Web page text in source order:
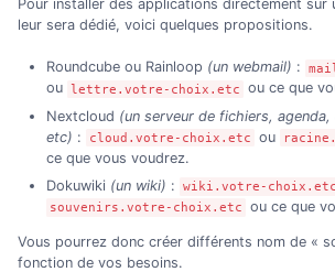
Pour installer des applications directement sur
leur sera dédié, voici quelques propositions.
Roundcube ou Rainloop (un webmail) :
ou lettre.votre-choix.etc
ou ce que
Nextcloud (un serveur de fichiers,
etc) : cloud.votre-choix.etc ou
ce que vous voudrez.
Dokuwiki (un wiki) : wiki.votre-choix.etc
souvenirs.votre-choix.etc ou ce que
Vous pourrez donc créer différents nom de «
fonction de vos besoins.